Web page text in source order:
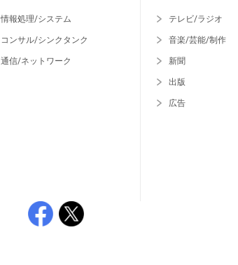
情報処理/システム
コンサル/シンクタンク
通信/ネットワーク
テレビ/ラジオ
音楽/芸能/制作
新聞
出版
広告